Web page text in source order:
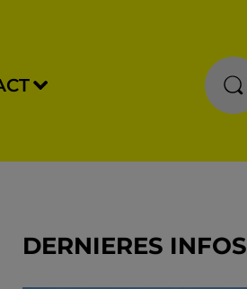
DERNIERES INFOS